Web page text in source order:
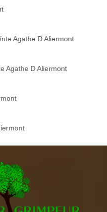
Agathe D Aliermont
Agathe D Aliermont